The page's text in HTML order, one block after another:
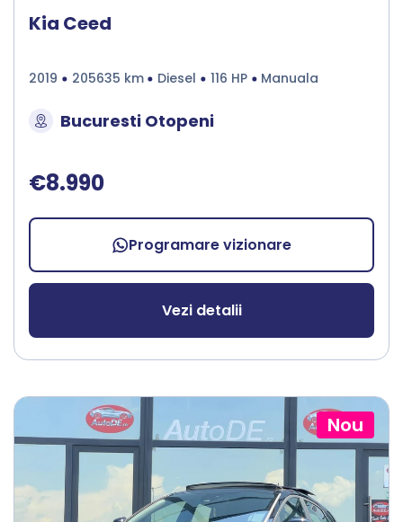
Kia Ceed
2019 205635 km Diesel 116 HP Manuala
Bucuresti Otopeni
€8.990
Programare vizionare
Vezi detalii
Nou